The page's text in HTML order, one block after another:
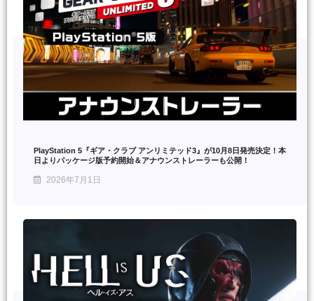
PlayStation 5『ギア・クラブ アンリミテッド3』が10月8日発売決定！本
日よりパッケージ版予約開始＆アナウンストレーラーも公開！
2026年7月1日